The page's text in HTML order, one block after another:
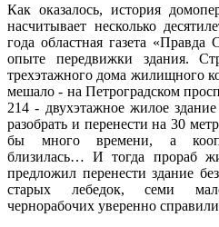
Как оказалось, история
насчитывает несколько
года областная газета «Правда
опыте передвижки здания.
трехэтажного дома жилищного
мешало - на Петроградском
214 - двухэтажное жилое
разобрать и перенести на 30
бы много времени, а
близилась… И тогда прораб
предложил перенести здание
старых лебедок, семи
чернорабочих уверенно